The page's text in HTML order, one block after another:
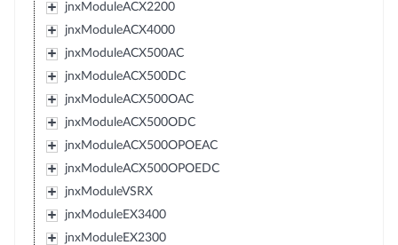
jnxModuleACX2200
jnxModuleACX4000
jnxModuleACX500AC
jnxModuleACX500DC
jnxModuleACX500OAC
jnxModuleACX500ODC
jnxModuleACX500OPOEAC
jnxModuleACX500OPOEDC
jnxModuleVSRX
jnxModuleEX3400
jnxModuleEX2300